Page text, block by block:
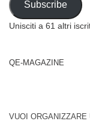
Subscribe
Unisciti a 61 altri
QE-MAGAZINE
VUOI ORGANIZZARE